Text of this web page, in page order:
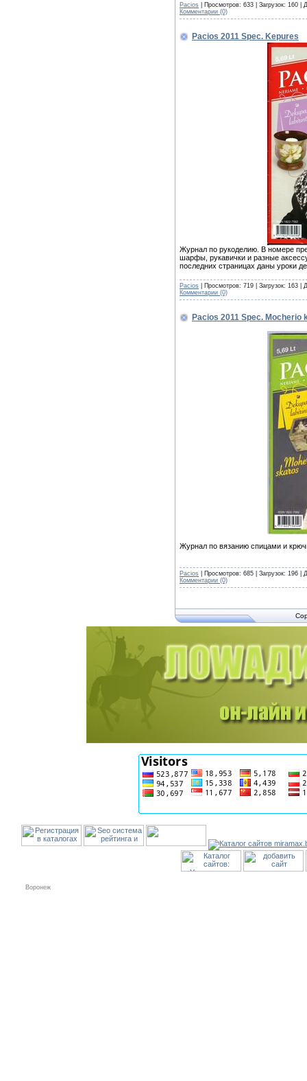
Pacios | Просмотров: 633 | Загрузок: 160 |
Комментарии (0)
Pacios 2011 Spec. Kepures
Журнал по рукоделию. В номере
шарфы, рукавички и разные
последних страницах даны уроки
Pacios | Просмотров: 719 | Загрузок: 163 |
Комментарии (0)
Pacios 2011 Spec. Mocherio
Журнал по вязанию спицами и
Pacios | Просмотров: 685 | Загрузок: 196 |
Комментарии (0)
Воронеж